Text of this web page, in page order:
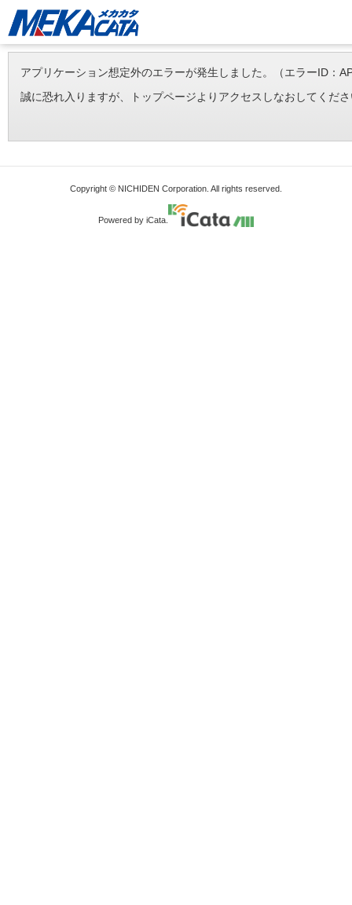
アプリケーション想定外のエラーが発生しました。（エラーID：
誠に恐れ入りますが、トップページよりアクセスしなおしてくだ
Copyright © NICHIDEN Corporation. All rights reserved.
Powered by iCata.